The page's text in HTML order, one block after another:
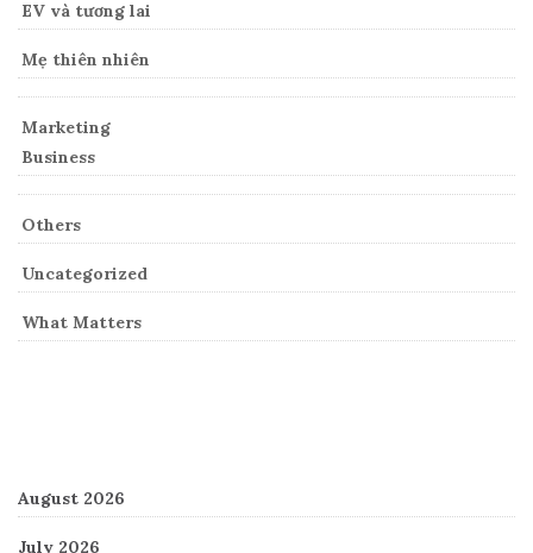
EV và tương lai
Mẹ thiên nhiên
Marketing
Business
Others
Uncategorized
What Matters
August 2026
July 2026